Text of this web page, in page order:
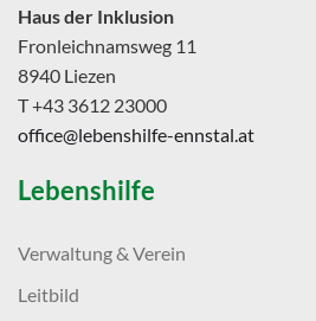
Haus der Inklusion
Fronleichnamsweg 11
8940 Liezen
T +43 3612 23000
office@lebenshilfe-ennstal.at
Lebenshilfe
Verwaltung & Verein
Leitbild